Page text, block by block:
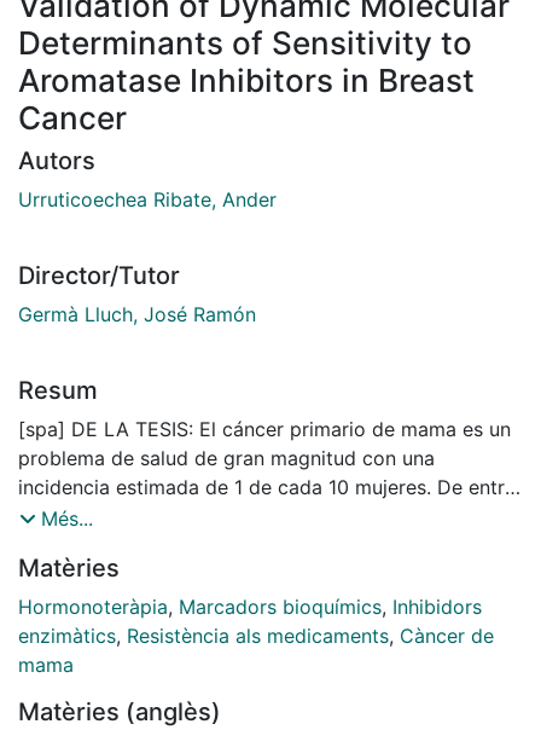
Determinants of Sensitivity to
Aromatase Inhibitors in Breast
Cancer
Autors
Urruticoechea Ribate, Ander
Director/Tutor
Germà Lluch, José Ramón
Resum
[spa] DE LA TESIS: El cáncer primario de mama es un
problema de salud de gran magnitud con una
incidencia estimada de 1 de cada 10 mujeres. De entre
los tratamientos sistémicos, el tratamiento hormonal
complementario a la cirugía y con un perfil de
toxicidad/eficacia más favorable. Los tratamientos
hormonales considerados actualmente como de
primera línea pertenecen a dos grupos. Un primero
por el receptor de estrógeno y con actividad
Més...
Matèries
Hormonoteràpia, Marcadors bioquímics, Inhibidors
enzimàtics, Resistència als medicaments, Càncer de
mama
Matèries (anglès)